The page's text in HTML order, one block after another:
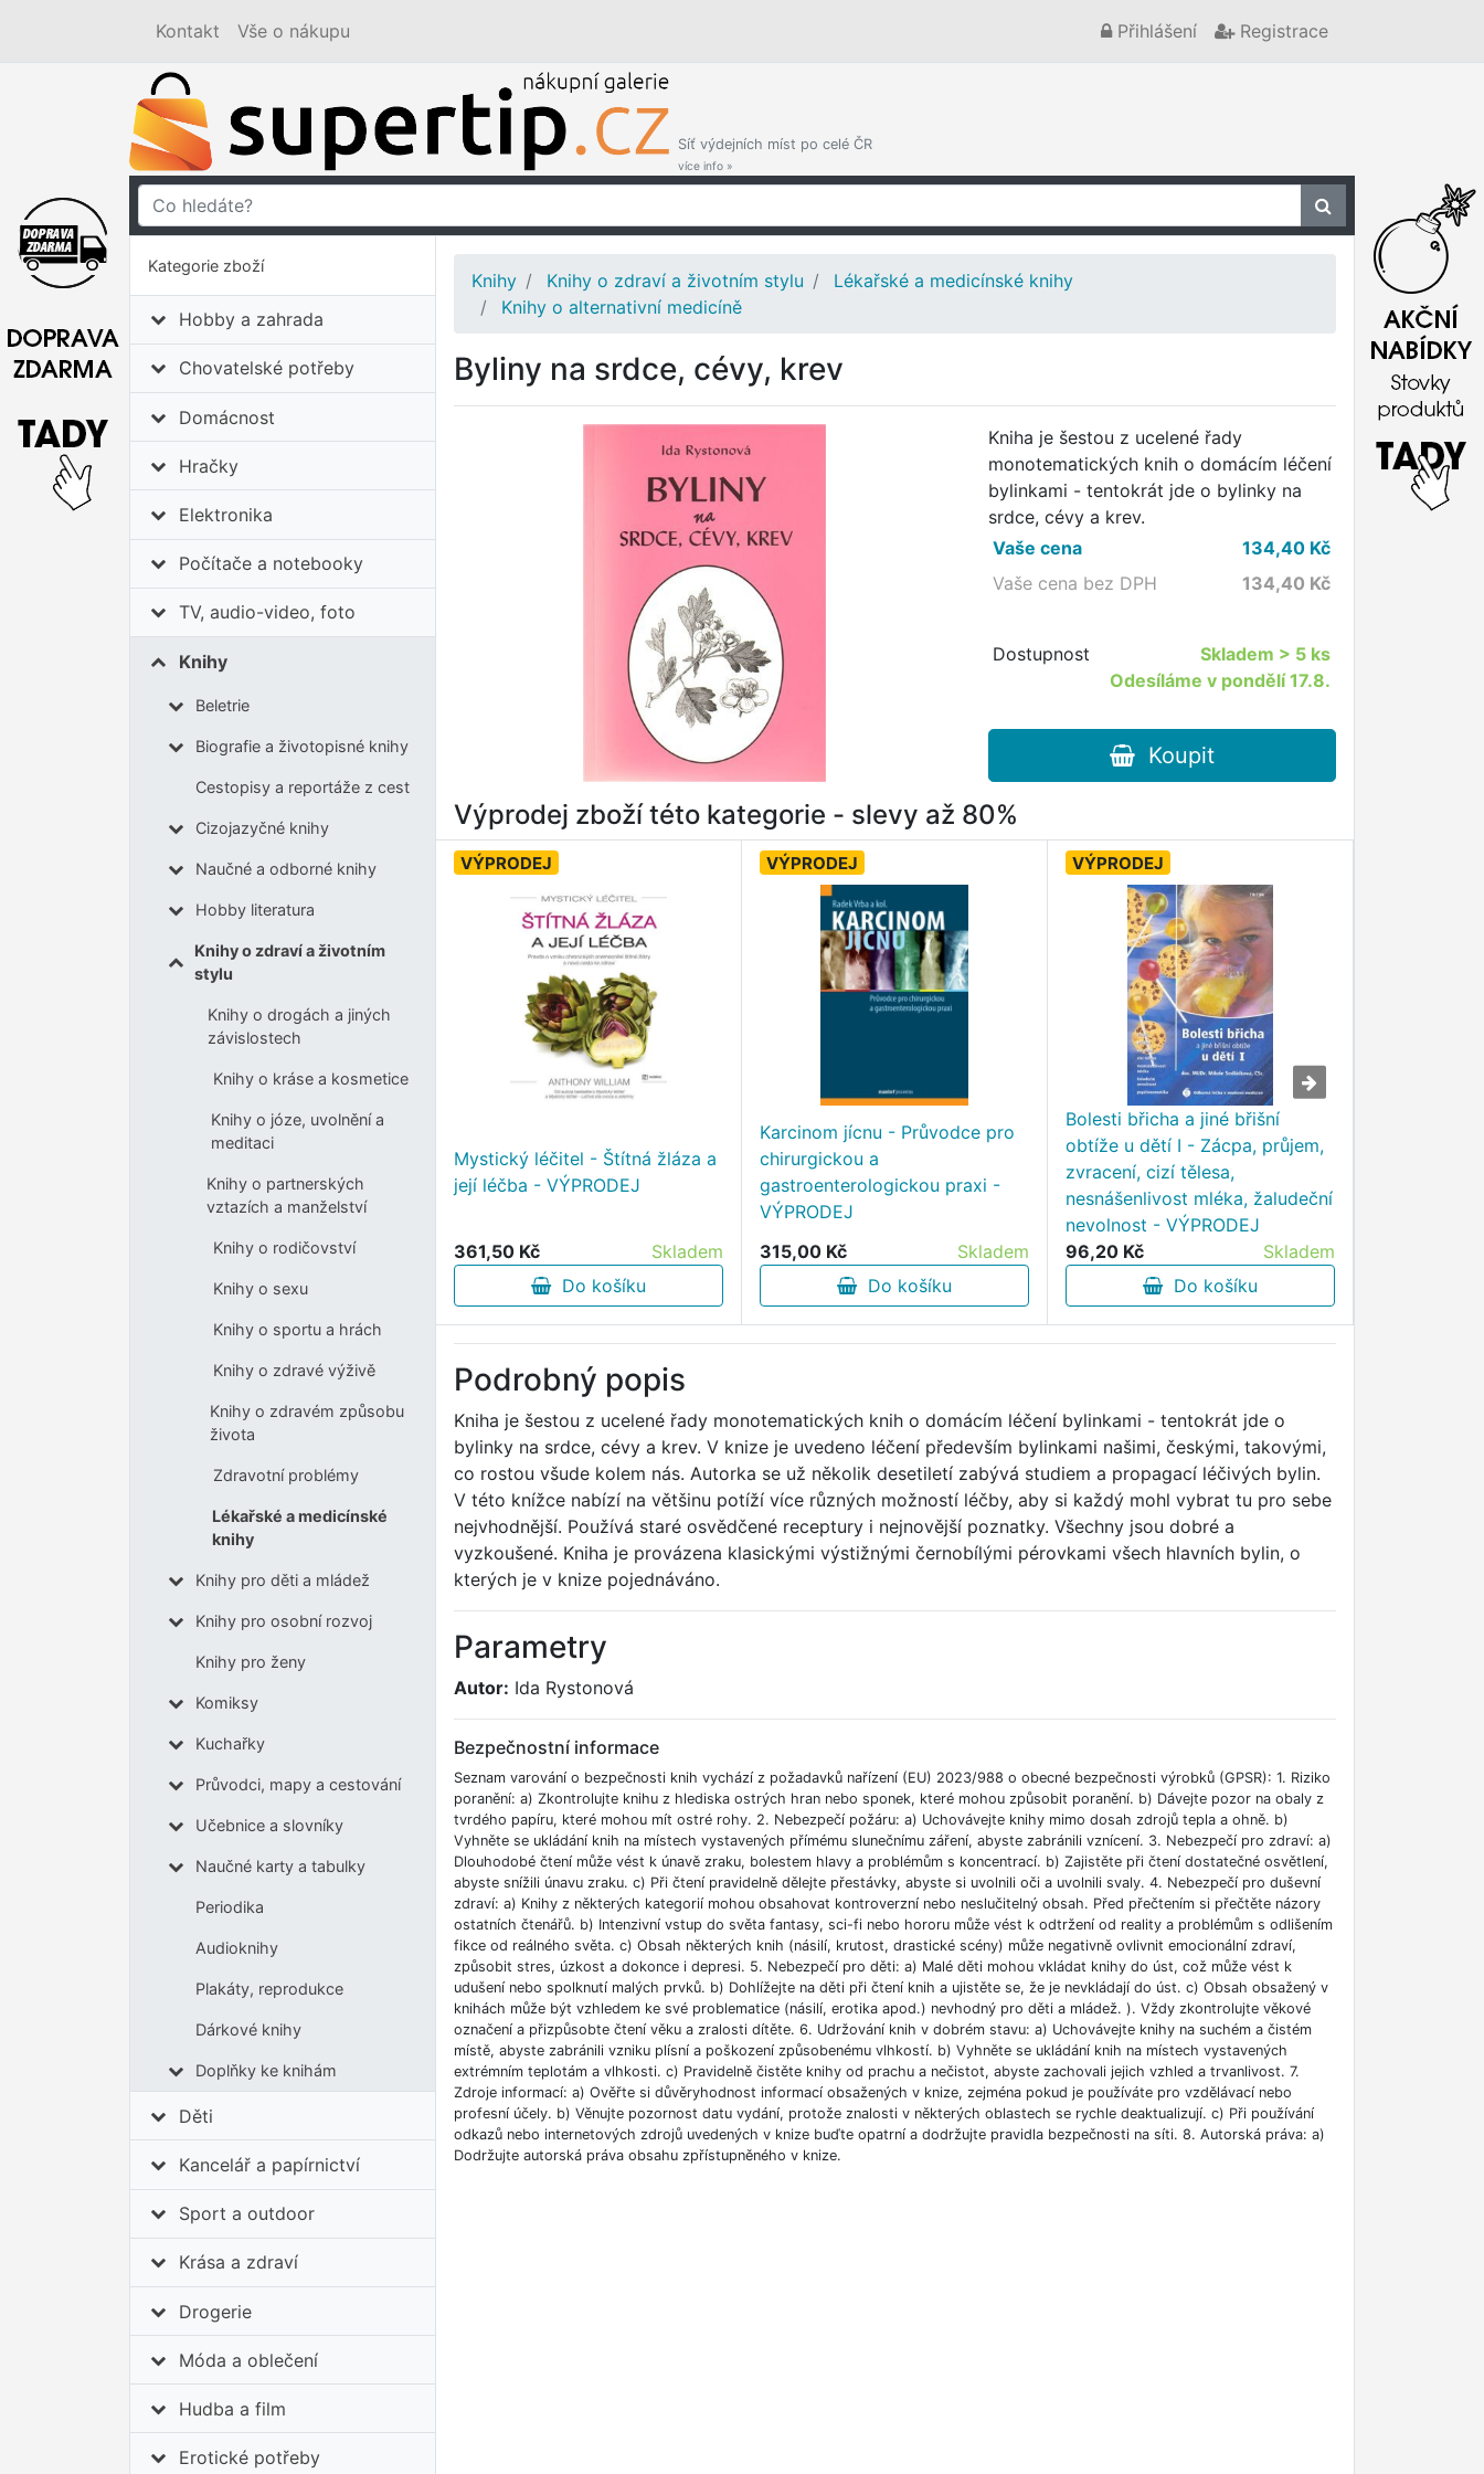
Kontakt Vše o nákupu Přihlášení Registrace
Síť výdejních míst po celé ČR
více info »
Kategorie zboží
Hobby a zahrada
Chovatelské potřeby
Domácnost
Hračky
Elektronika
Počítače a notebooky
TV, audio-video, foto
Knihy
Beletrie
Biografie a životopisné knihy
Cestopisy a reportáže z cest
Cizojazyčné knihy
Naučné a odborné knihy
Hobby literatura
Knihy o zdraví a životním
stylu
Knihy o drogách a jiných
závislostech
Knihy o kráse a kosmetice
Knihy o józe, uvolnění a
meditaci
Knihy o partnerských
vztazích a manželství
Knihy o rodičovství
Knihy o sexu
Knihy o sportu a hrách
Knihy o zdravé výživě
Knihy o zdravém způsobu
života
Zdravotní problémy
Lékařské a medicínské
knihy
Knihy pro děti a mládež
Knihy pro osobní rozvoj
Knihy pro ženy
Komiksy
Kuchařky
Průvodci, mapy a cestování
Učebnice a slovníky
Naučné karty a tabulky
Periodika
Audioknihy
Plakáty, reprodukce
Dárkové knihy
Doplňky ke knihám
Děti
Kancelář a papírnictví
Sport a outdoor
Krása a zdraví
Drogerie
Móda a oblečení
Hudba a film
Erotické potřeby
Knihy Knihy o zdraví a životním stylu
Lékařské a medicínské knihy
Knihy o alternativní medicíně
Byliny na srdce, cévy, krev
Kniha je šestou z ucelené řady
monotematických knih o domácím léčení
bylinkami - tentokrát jde o bylinky na
srdce, cévy a krev.
Vaše cena
134,40Kč
Vaše cena bez DPH
134,40 Kč
Dostupnost Skladem > 5 ks
Odesíláme v pondělí 17.8.
Koupit
Výprodej zboží této kategorie - slevy až 80%
VÝPRODEJ
Mystický léčitel - Štítná žláza a
její léčba - VÝPRODEJ
361,50 Kč
Skladem
Do košíku
VÝPRODEJ
Karcinom jícnu - Průvodce pro
chirurgickou a
gastroenterologickou praxi -
VÝPRODEJ
315,00 Kč
Skladem
Do košíku
VÝPRODEJ
Bolesti břicha a jiné břišní
obtíže u dětí I - Zácpa, průjem,
zvracení, cizí tělesa,
nesnášenlivost mléka, žaludeční
nevolnost - VÝPRODEJ
96,20 Kč
Skladem
Do košíku
Podrobný popis
Kniha je šestou z ucelené řady monotematických knih o domácím léčení bylinkami - tentokrát jde o
bylinky na srdce, cévy a krev. V knize je uvedeno léčení především bylinkami našimi, českými, takovými,
co rostou všude kolem nás. Autorka se už několik desetiletí zabývá studiem a propagací léčivých bylin.
V této knížce nabízí na většinu potíží více různých možností léčby, aby si každý mohl vybrat tu pro sebe
nejvhodnější. Používá staré osvědčené receptury i nejnovější poznatky. Všechny jsou dobré a
vyzkoušené. Kniha je provázena klasickými výstižnými černobílými pérovkami všech hlavních bylin, o
kterých je v knize pojednáváno.
Parametry
Autor: Ida Rystonová
Bezpečnostní informace
Seznam varování o bezpečnosti knih vychází z požadavků nařízení (EU) 2023/988 o obecné bezpečnosti výrobků (GPSR): 1. Riziko
poranění: a) Zkontrolujte knihu z hlediska ostrých hran nebo sponek, které mohou způsobit poranění. b) Dávejte pozor na obaly z
tvrdého papíru, které mohou mít ostré rohy. 2. Nebezpečí požáru: a) Uchovávejte knihy mimo dosah zdrojů tepla a ohně. b)
Vyhněte se ukládání knih na místech vystavených přímému slunečnímu záření, abyste zabránili vznícení. 3. Nebezpečí pro zdraví: a)
Dlouhodobé čtení může vést k únavě zraku, bolestem hlavy a problémům s koncentrací. b) Zajistěte při čtení dostatečné osvětlení,
abyste snížili únavu zraku. c) Při čtení pravidelně dělejte přestávky, abyste si uvolnili oči a uvolnili svaly. 4. Nebezpečí pro duševní
zdraví: a) Knihy z některých kategorií mohou obsahovat kontroverzní nebo neslučitelný obsah. Před přečtením si přečtěte názory
ostatních čtenářů. b) Intenzivní vstup do světa fantasy, sci-fi nebo hororu může vést k odtržení od reality a problémům s odlišením
fikce od reálného světa. c) Obsah některých knih (násilí, krutost, drastické scény) může negativně ovlivnit emocionální zdraví,
způsobit stres, úzkost a dokonce i depresi. 5. Nebezpečí pro děti: a) Malé děti mohou vkládat knihy do úst, což může vést k
udušení nebo spolknutí malých prvků. b) Dohlížejte na děti při čtení knih a ujistěte se, že je nevkládají do úst. c) Obsah obsažený v
knihách může být vzhledem ke své problematice (násilí, erotika apod.) nevhodný pro děti a mládež. ). Vždy zkontrolujte věkové
označení a přizpůsobte čtení věku a zralosti dítěte. 6. Udržování knih v dobrém stavu: a) Uchovávejte knihy na suchém a čistém
místě, abyste zabránili vzniku plísní a poškození způsobenému vlhkostí. b) Vyhněte se ukládání knih na místech vystavených
extrémním teplotám a vlhkosti. c) Pravidelně čistěte knihy od prachu a nečistot, abyste zachovali jejich vzhled a trvanlivost. 7.
Zdroje informací: a) Ověřte si důvěryhodnost informací obsažených v knize, zejména pokud je používáte pro vzdělávací nebo
profesní účely. b) Věnujte pozornost datu vydání, protože znalosti v některých oblastech se rychle deaktualizují. c) Při používání
odkazů nebo internetových zdrojů uvedených v knize buďte opatrní a dodržujte pravidla bezpečnosti na síti. 8. Autorská práva: a)
Dodržujte autorská práva obsahu zpřístupněného v knize.